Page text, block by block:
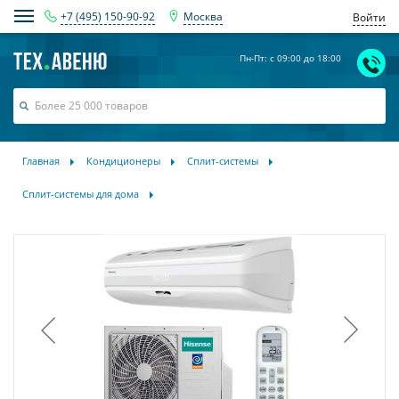
+7 (495) 150-90-92 Москва Войти
Пн-Пт: с 09:00 до 18:00
Главная Кондиционеры Сплит-системы
Сплит-системы для дома